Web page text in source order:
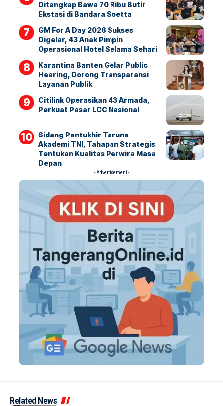
Ditangkap Bawa 70 Ribu Butir
Ekstasi di Bandara Soetta
GM For A Day 2026 Sukses
Digelar, 43 Anak Pimpin
Operasional Hotel Selama Sehari
Karantina Banten Gelar Public
Hearing, Dorong Transparansi
Layanan Publik
Citilink Operasikan 43 Armada,
Perkuat Pasar LCC Nasional
Sidang Pantukhir Taruna
Akademi TNI, Tahapan Strategis
Tentukan Kualitas Perwira Masa
Depan
- Advertisement -
Related News